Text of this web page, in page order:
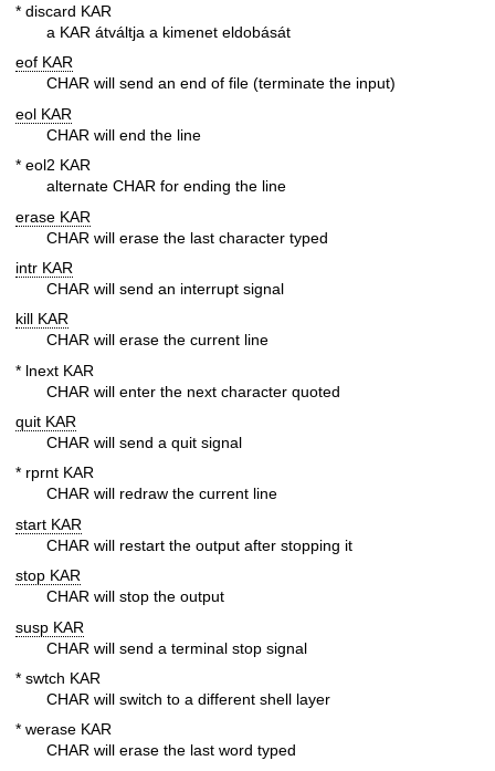
* discard KAR
a KAR átváltja a kimenet eldobását
eof KAR
CHAR will send an end of file (terminate the input)
eol KAR
CHAR will end the line
* eol2 KAR
alternate CHAR for ending the line
erase KAR
CHAR will erase the last character typed
intr KAR
CHAR will send an interrupt signal
kill KAR
CHAR will erase the current line
* lnext KAR
CHAR will enter the next character quoted
quit KAR
CHAR will send a quit signal
* rprnt KAR
CHAR will redraw the current line
start KAR
CHAR will restart the output after stopping it
stop KAR
CHAR will stop the output
susp KAR
CHAR will send a terminal stop signal
* swtch KAR
CHAR will switch to a different shell layer
* werase KAR
CHAR will erase the last word typed